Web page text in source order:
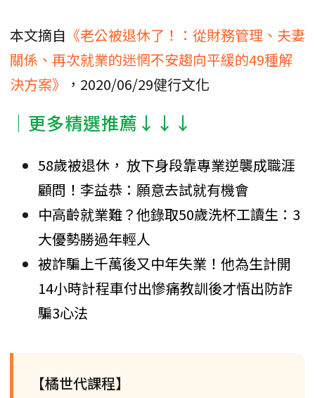
本文摘自 《老公被退休了！：從財務管理、夫妻
關係、再次就業的迷惘不安趨向平緩的49種解
決方案》
，2020/06/29健行文化
│更多精選推薦↓↓↓
58歲被退休， 放下身段靠專業逆襲成職涯
顧問！李益恭：願意去試就有機會
中高齡就業難？他錄取50歲洗杯工讀生：3
大優勢勝過年輕人
被詐騙上千萬後又中年失業！他為生計開
14小時計程車付出慘痛教訓後才悟出防詐
騙3心法
【橘世代課程】